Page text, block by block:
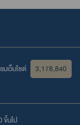
มเว็บไซต์ 3,178,840
ขึ้นไป